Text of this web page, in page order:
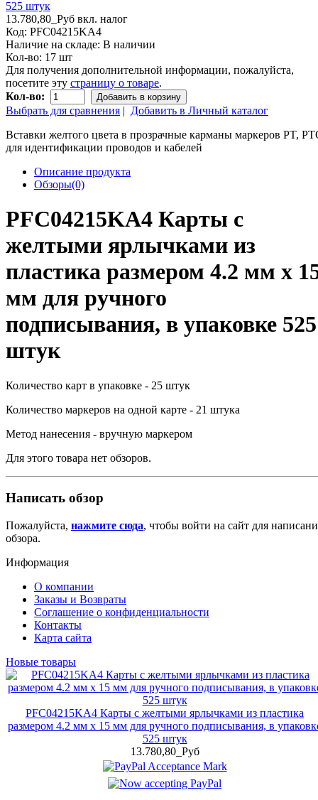
13.780,80_Руб вкл. налог
Код: PFC04215KA4
Наличие на складе: В наличии
Кол-во: 17 шт
Для получения дополнительной информации, пожалуйста,
посетите эту страницу о товаре.
Кол-во:
Добавить в корзину
Выбрать для сравнения | Добавить в Личный каталог
Вставки желтого цвета в прозрачные карманы маркеров PT,
для идентификации проводов и кабелей
Описание продукта
Обзоры(0)
PFC04215KA4 Карты с
желтыми ярлычками из
пластика размером 4.2 мм x
мм для ручного
подписывания, в упаковке 525
штук
Количество карт в упаковке - 25 штук
Количество маркеров на одной карте - 21 штука
Метод нанесения - вручную маркером
Для этого товара нет обзоров.
Написать обзор
Пожалуйста, нажмите сюда, чтобы войти на сайт для
обзора.
Информация
О компании
Заказы и Возвраты
Соглашение о конфиденциальности
Контакты
Карта сайта
Новые товары
PFC04215KA4 Карты с желтыми ярлычками из пластика
размером 4.2 мм x 15 мм для ручного подписывания, в
525 штук
13.780,80_Руб